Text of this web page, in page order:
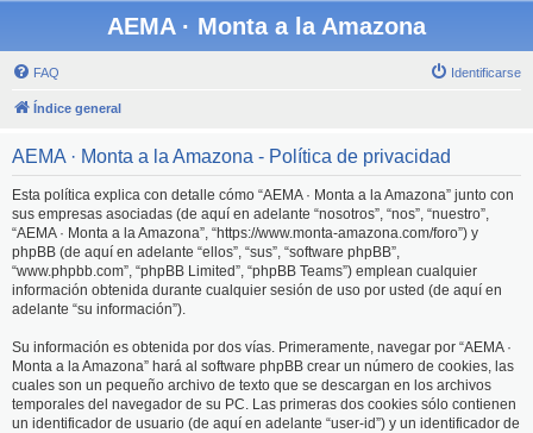
AEMA · Monta a la Amazona
FAQ Identificarse
Índice general
AEMA · Monta a la Amazona - Política de privacidad
Esta política explica con detalle cómo “AEMA · Monta a la Amazona” junto con
sus empresas asociadas (de aquí en adelante “nosotros”, “nos”, “nuestro”,
“AEMA · Monta a la Amazona”, “https://www.monta-amazona.com/foro”) y
phpBB (de aquí en adelante “ellos”, “sus”, “software phpBB”,
“www.phpbb.com”, “phpBB Limited”, “phpBB Teams”) emplean cualquier
información obtenida durante cualquier sesión de uso por usted (de aquí en
adelante “su información”).
Su información es obtenida por dos vías. Primeramente, navegar por “AEMA ·
Monta a la Amazona” hará al software phpBB crear un número de cookies, las
cuales son un pequeño archivo de texto que se descargan en los archivos
temporales del navegador de su PC. Las primeras dos cookies sólo contienen
un identificador de usuario (de aquí en adelante “user-id”) y un identificador de